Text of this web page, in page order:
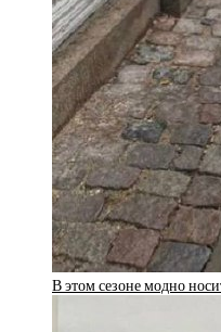
В этом сезоне модно